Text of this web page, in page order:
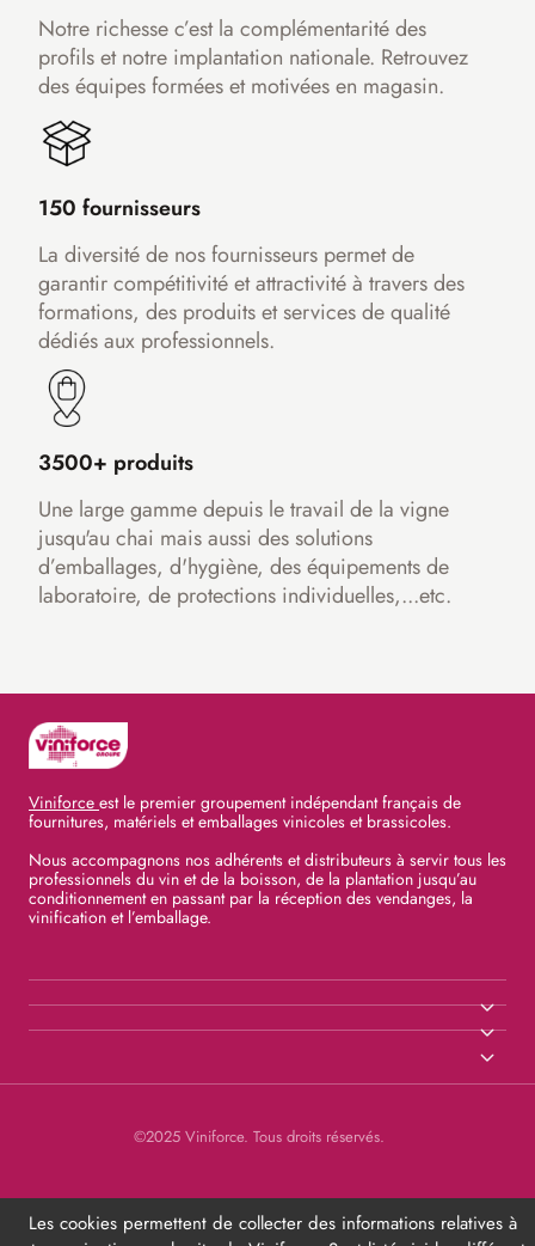
Notre richesse c’est la complémentarité des
profils et notre implantation nationale. Retrouvez
des équipes formées et motivées en magasin.
150 fournisseurs
La diversité de nos fournisseurs permet de
garantir compétitivité et attractivité à travers des
formations, des produits et services de qualité
dédiés aux professionnels.
3500+ produits
Une large gamme depuis le travail de la vigne
jusqu'au chai mais aussi des solutions
d’emballages, d'hygiène, des équipements de
laboratoire, de protections individuelles,...etc.
Viniforce est le premier groupement indépendant français de
fournitures, matériels et emballages vinicoles et brassicoles.
Nous accompagnons nos adhérents et distributeurs à servir tous les
professionnels du vin et de la boisson, de la plantation jusqu’au
conditionnement en passant par la réception des vendanges, la
vinification et l’emballage.
©2025 Viniforce. Tous droits réservés.
Les cookies permettent de collecter des informations relatives à